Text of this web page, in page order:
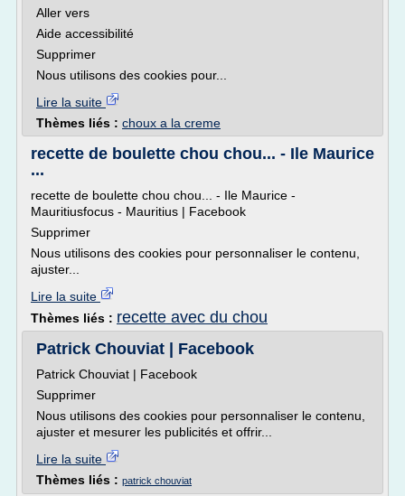
Aller vers
Aide accessibilité
Supprimer
Nous utilisons des cookies pour...
Lire la suite
Thèmes liés : choux a la creme
recette de boulette chou chou... - Ile Maurice
...
recette de boulette chou chou... - Ile Maurice -
Mauritiusfocus - Mauritius | Facebook
Supprimer
Nous utilisons des cookies pour personnaliser le contenu,
ajuster...
Lire la suite
Thèmes liés : recette avec du chou
Patrick Chouviat | Facebook
Patrick Chouviat | Facebook
Supprimer
Nous utilisons des cookies pour personnaliser le contenu,
ajuster et mesurer les publicités et offrir...
Lire la suite
Thèmes liés : patrick chouviat